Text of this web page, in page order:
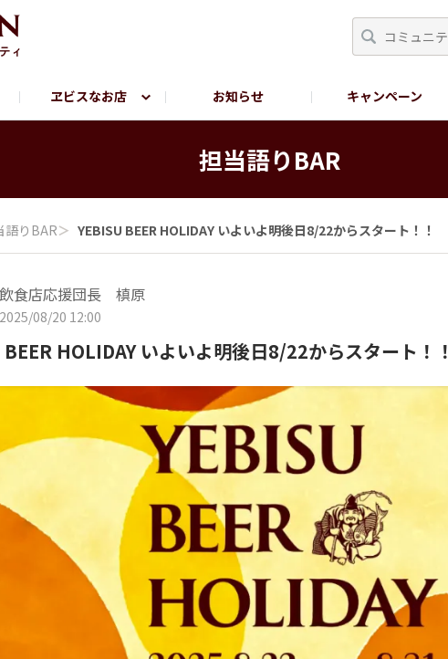
ヱビスなお店 お知らせ キャンペーン
担当語りBAR
語りBAR＞ YEBISU BEER HOLIDAY いよいよ明後日8/22からスタート！！
飲食店応援団長 槙原
2025/08/20 12:00
HOLIDAY いよいよ明後日8/22からスタート！！